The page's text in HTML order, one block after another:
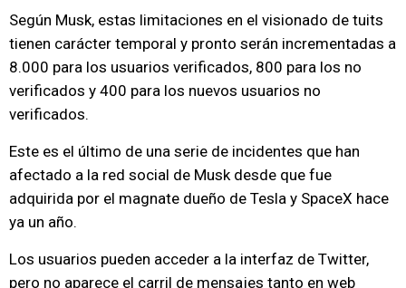
Según Musk, estas limitaciones en el visionado de tuits
tienen carácter temporal y pronto serán incrementadas a
8.000 para los usuarios verificados, 800 para los no
verificados y 400 para los nuevos usuarios no
verificados.
Este es el último de una serie de incidentes que han
afectado a la red social de Musk desde que fue
adquirida por el magnate dueño de Tesla y SpaceX hace
ya un año.
Los usuarios pueden acceder a la interfaz de Twitter,
pero no aparece el carril de mensajes tanto en web